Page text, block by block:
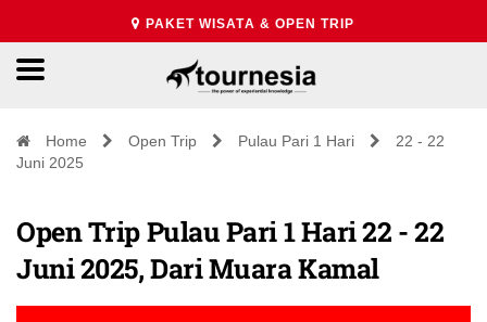
PAKET WISATA & OPEN TRIP
Home Open Trip Pulau Pari 1 Hari
22 - 22
Juni 2025
Open Trip Pulau Pari 1 Hari 22 - 22
Juni 2025, Dari Muara Kamal